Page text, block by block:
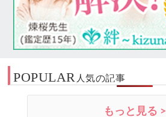
POPULAR 人気の記事
もっと見る >